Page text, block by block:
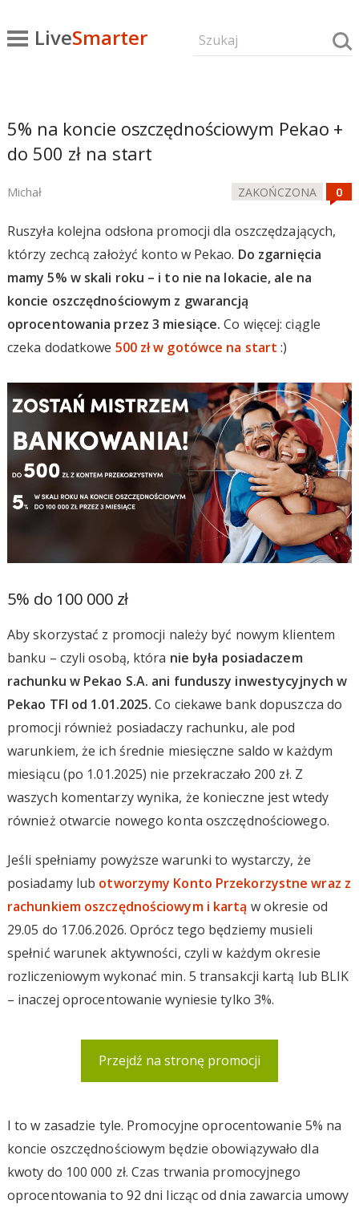
LiveSmarter
5% na koncie oszczędnościowym Pekao +
do 500 zł na start
Michał ZAKOŃCZONA
Ruszyła kolejna odsłona promocji dla oszczędzających,
którzy zechcą założyć konto w Pekao. Do zgarnięcia
mamy 5% w skali roku – i to nie na lokacie, ale na
koncie oszczędnościowym z gwarancją
oprocentowania przez 3 miesiące. Co więcej: ciągle
czeka dodatkowe 500 zł w gotówce na start :)
5% do 100 000 zł
Aby skorzystać z promocji należy być nowym klientem
banku – czyli osobą, która nie była posiadaczem
rachunku w Pekao S.A. ani funduszy inwestycyjnych w
Pekao TFI od 1.01.2025. Co ciekawe bank dopuszcza do
promocji również posiadaczy rachunku, ale pod
warunkiem, że ich średnie miesięczne saldo w każdym
miesiącu (po 1.01.2025) nie przekraczało 200 zł. Z
waszych komentarzy wynika, że konieczne jest wtedy
również otwarcie nowego konta oszczędnościowego.
Jeśli spełniamy powyższe warunki to wystarczy, że
posiadamy lub otworzymy Konto Przekorzystne wraz z
rachunkiem oszczędnościowym i kartą w okresie od
29.05 do 17.06.2026. Oprócz tego będziemy musieli
spełnić warunek aktywności, czyli w każdym okresie
rozliczeniowym wykonać min. 5 transakcji kartą lub BLIK
– inaczej oprocentowanie wyniesie tylko 3%.
Przejdź na stronę promocji
I to w zasadzie tyle. Promocyjne oprocentowanie 5% na
koncie oszczędnościowym będzie obowiązywało dla
kwoty do 100 000 zł. Czas trwania promocyjnego
oprocentowania to 92 dni licząc od dnia zawarcia umowy